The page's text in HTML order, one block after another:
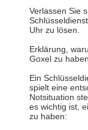
Verlassen Sie
Uhr zu lösen.
Erklärung,
Goxel zu
Ein
spielt eine
Notsituation
es wichtig ist,
zu haben: